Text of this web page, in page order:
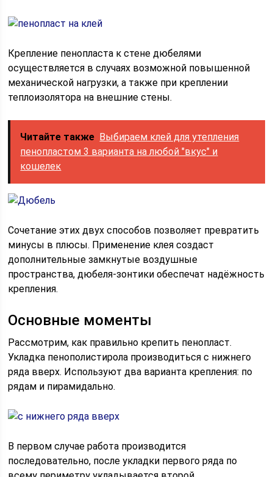
Крепление пенопласта к стене дюбелями
осуществляется в случаях возможной повышенной
механической нагрузки, а также при креплении
теплоизолятора на внешние стены.
Читайте также Выбираем клей для утепления
пенопластом 3 варианта на любой "вкус" и
кошелек
Сочетание этих двух способов позволяет превратить
минусы в плюсы. Применение клея создаст
дополнительные замкнутые воздушные
пространства, дюбеля-зонтики обеспечат надёжность
крепления.
Основные моменты
Рассмотрим, как правильно крепить пенопласт.
Укладка пенополистирола производиться с нижнего
ряда вверх. Используют два варианта крепления: по
рядам и пирамидально.
В первом случае работа производится
последовательно, после укладки первого ряда по